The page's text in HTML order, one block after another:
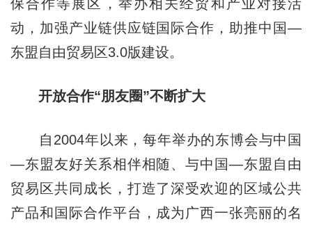
保合作等展区，举办相关经贸和产业对接活
动，加强产业链供应链国际合作，助推中国—
东盟自由贸易区3.0版建设。
开放合作“朋友圈”不断扩大
自2004年以来，每年举办的东博会与中国
—东盟友好关系相伴相随、与中国—东盟自由
贸易区共同成长，打造了深受欢迎的区域公共
产品和国际合作平台，成为广西一张亮丽的名